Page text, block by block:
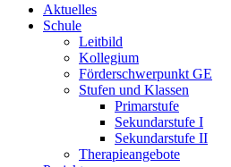
Aktuelles
Schule
Leitbild
Kollegium
Förderschwerpunkt GE
Stufen und Klassen
Primarstufe
Sekundarstufe I
Sekundarstufe II
Therapieangebote